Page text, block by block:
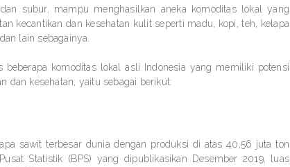
subur, mampu menghasilkan aneka komoditas lokal yang
kecantikan dan kesehatan kulit seperti madu, kopi, teh, kelapa
lain sebagainya.
komoditas lokal asli Indonesia yang memiliki potensi
dan kesehatan, yaitu sebagai berikut:
sawit terbesar dunia dengan produksi di atas 40,56 juta ton
Statistik (BPS) yang dipublikasikan Desember 2019, luas